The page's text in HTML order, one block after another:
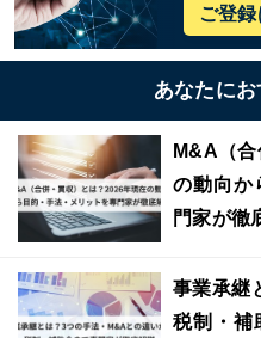
ご登
あなたに
M&A（
の動向か
門家が徹
事業承継
税制・補